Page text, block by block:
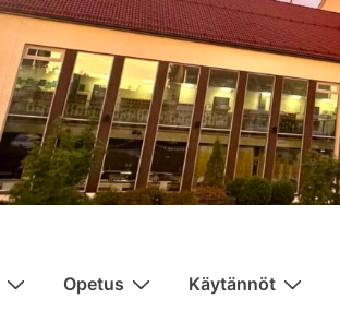
Opetus Käytännöt